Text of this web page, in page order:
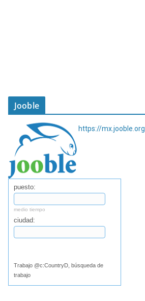
Jooble
https://mx.jooble.org
puesto:
medio tiempo
ciudad:
Trabajo @c:CountryD, búsqueda de
trabajo